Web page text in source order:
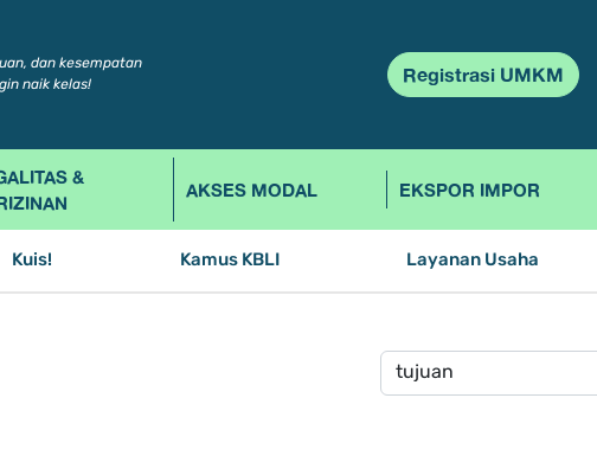
dan kesempatan
naik kelas!
Registrasi UMKM
&
AKSES MODAL EKSPOR IMPOR
Kuis! Kamus KBLI Layanan Usaha